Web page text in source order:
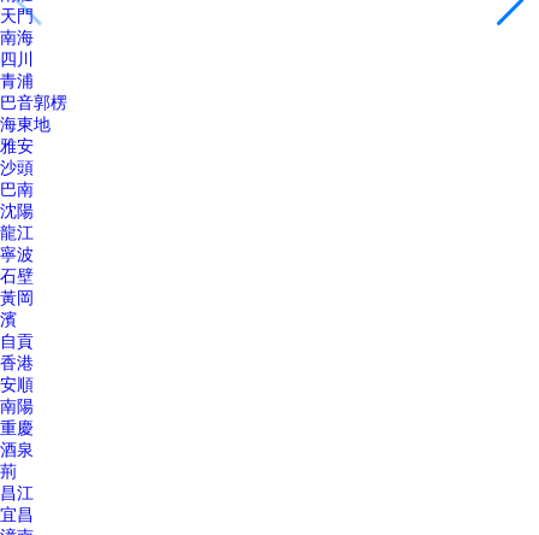
天門
南海
四川
青浦
巴音郭楞
海東地
雅安
沙頭
巴南
沈陽
龍江
寧波
石壁
黃岡
濱
自貢
香港
安順
南陽
重慶
酒泉
荊
昌江
宜昌